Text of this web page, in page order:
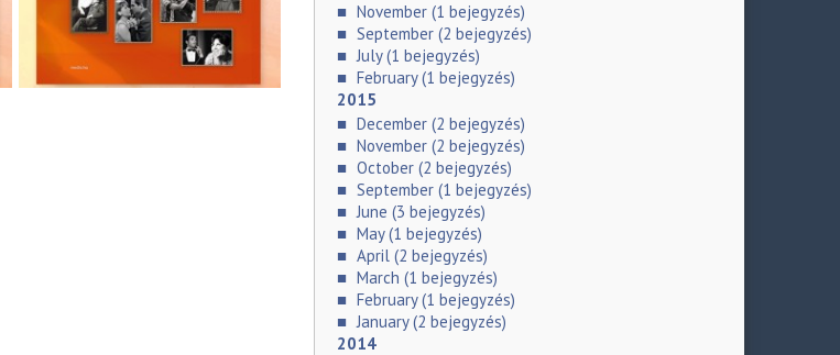
November (1 bejegyzés)
September (2 bejegyzés)
July(1 bejegyzés)
February(1 bejegyzés)
2015
December (2 bejegyzés)
November (2 bejegyzés)
October (2 bejegyzés)
September (1 bejegyzés)
June (3 bejegyzés)
May(1 bejegyzés)
April (2 bejegyzés)
March (1 bejegyzés)
February(1 bejegyzés)
January(2 bejegyzés)
2014